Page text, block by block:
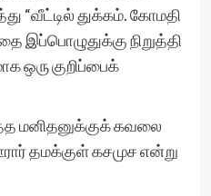
“வீட்டில் துக்கம். கோமதி
இப்பொழுதுக்கு நிறுத்தி
ஒரு குறிப்பைக்
மனிதனுக்குக் கவலை
தமக்குள் கசமுச என்று